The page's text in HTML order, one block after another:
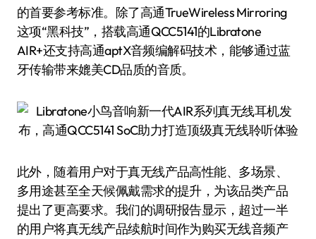
的首要参考标准。除了高通TrueWireless Mirroring
这项“黑科技”，搭载高通QCC5141的Libratone
AIR+还支持高通aptX音频编解码技术，能够通过蓝
牙传输带来媲美CD品质的音质。
此外，随着用户对于真无线产品高性能、多场景、
多用途甚至全天候佩戴需求的提升，为该品类产品
提出了更高要求。我们的调研报告显示，超过一半
的用户将真无线产品续航时间作为购买无线音频产